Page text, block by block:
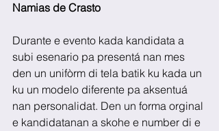
Namias de Crasto
Durante e evento kada kandidata a
subi esenario pa presentá nan mes
den un unifòrm di tela batik ku kada un
ku un modelo diferente pa aksentuá
nan personalidat. Den un forma orginal
e kandidatanan a skohe e number di e